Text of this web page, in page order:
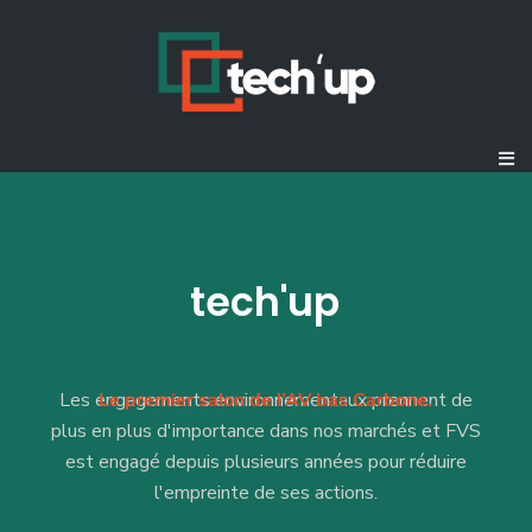
tech'up
Les engagements environnementaux prennent de
plus en plus d'importance dans nos marchés et FVS
est engagé depuis plusieurs années pour réduire
l'empreinte de ses actions.
Le premier salon de l’AV bas Carbone.